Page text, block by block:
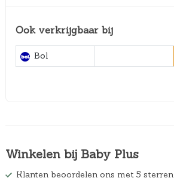
Ook verkrijgbaar bij
Bol
Winkelen bij Baby Plus
Klanten beoordelen ons met 5 sterren